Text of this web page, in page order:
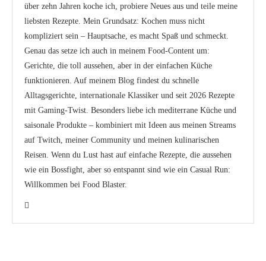
über zehn Jahren koche ich, probiere Neues aus und teile meine
liebsten Rezepte. Mein Grundsatz: Kochen muss nicht
kompliziert sein – Hauptsache, es macht Spaß und schmeckt.
Genau das setze ich auch in meinem Food-Content um:
Gerichte, die toll aussehen, aber in der einfachen Küche
funktionieren. Auf meinem Blog findest du schnelle
Alltagsgerichte, internationale Klassiker und seit 2026 Rezepte
mit Gaming-Twist. Besonders liebe ich mediterrane Küche und
saisonale Produkte – kombiniert mit Ideen aus meinen Streams
auf Twitch, meiner Community und meinen kulinarischen
Reisen. Wenn du Lust hast auf einfache Rezepte, die aussehen
wie ein Bossfight, aber so entspannt sind wie ein Casual Run:
Willkommen bei Food Blaster.